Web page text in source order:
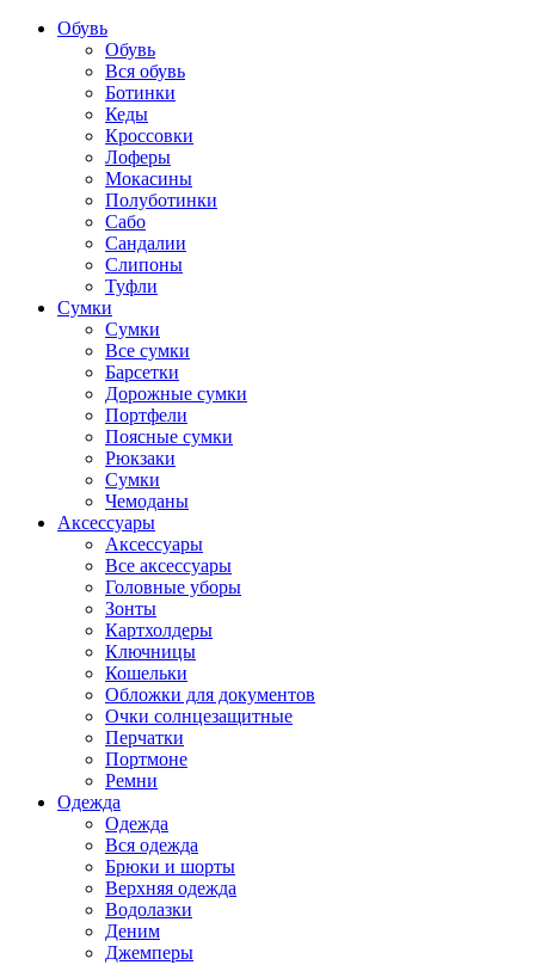
Обувь
Обувь
Вся обувь
Ботинки
Кеды
Кроссовки
Лоферы
Мокасины
Полуботинки
Сабо
Сандалии
Слипоны
Туфли
Сумки
Сумки
Все сумки
Барсетки
Дорожные сумки
Портфели
Поясные сумки
Рюкзаки
Сумки
Чемоданы
Аксессуары
Аксессуары
Все аксессуары
Головные уборы
Зонты
Картхолдеры
Ключницы
Кошельки
Обложки для документов
Очки солнцезащитные
Перчатки
Портмоне
Ремни
Одежда
Одежда
Вся одежда
Брюки и шорты
Верхняя одежда
Водолазки
Деним
Джемперы